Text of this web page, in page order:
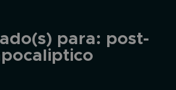
para: post-